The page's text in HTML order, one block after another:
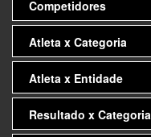
Competidores
Atleta x Categoria
Atleta x Entidade
Resultado x Categoria